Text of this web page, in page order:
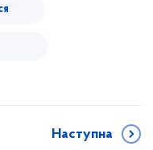
Наступна